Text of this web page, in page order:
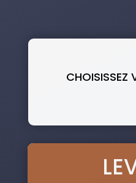
CHOISISSEZ